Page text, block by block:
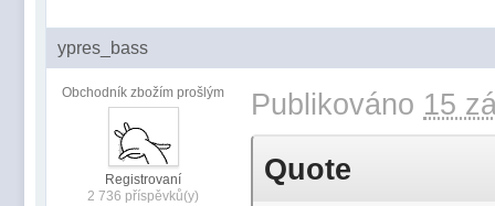
ypres_bass
Obchodník zbožím prošlým
Registrovaní
2 736 příspěvků(y)
Publikováno 15
Quote